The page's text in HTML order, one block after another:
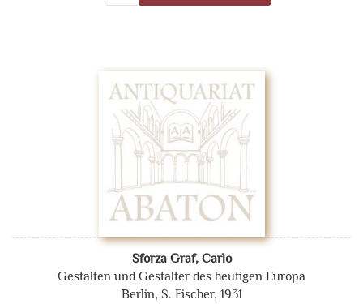
Sforza Graf, Carlo
Gestalten und Gestalter des heutigen Europa
Berlin, S. Fischer, 1931